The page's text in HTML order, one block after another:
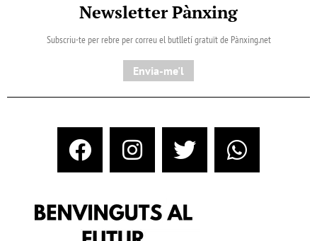
Newsletter Pànxing
Subscriu-te per rebre per correu el butlletí gratuït de Pànxing.net​
Envia-me'l